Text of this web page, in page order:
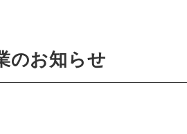
のお知らせ